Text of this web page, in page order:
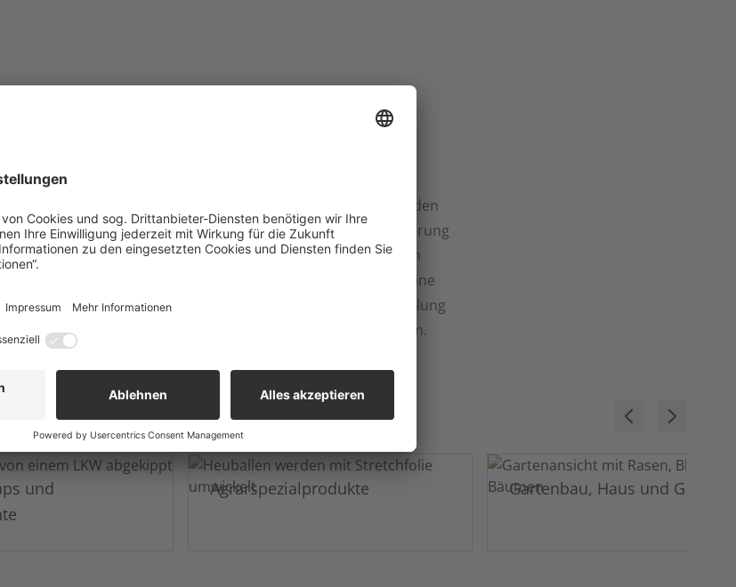
von
effiziente
egal ob
abholen
unsere
Nutzen Sie unseren Service für den
Umschlag von Dünger! Ob Anlieferung
von Düngemitteln oder deren
Abholung – wir gewährleisten eine
schnelle und zuverlässige Abwicklung
sowie beste Lagerbedingungen.
und
Agrarspezialprodukte Gartenbau, Haus und Garten